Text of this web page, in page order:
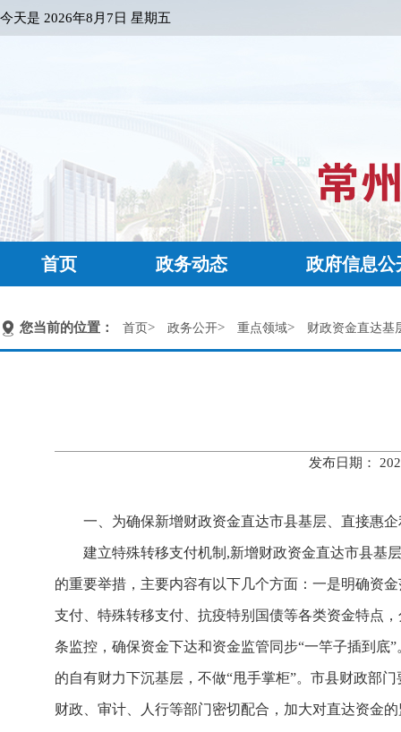
今天是 2026年8月7日 星期五
首页 政务动态 政府信息公
您当前的位置： 首页> 政务公开> 重点领域> 财政资金直达基
发布日期：
一、为确保新增财政资金直达市县基层、直接惠
建立特殊转移支付机制,新增财政资金直达市县基
的重要举措，主要内容有以下几个方面：一是明确资
支付、特殊转移支付、抗疫特别国债等各类资金特点
条监控，确保资金下达和资金监管同步“一竿子插到底
的自有财力下沉基层，不做“甩手掌柜”。市县财政部
财政、审计、人行等部门密切配合，加大对直达资金